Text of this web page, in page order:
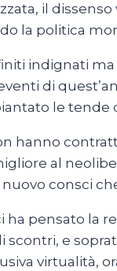
il
la politica
indignati
di
le
hanno
al
consci
ha pensato la
e
virtualità,